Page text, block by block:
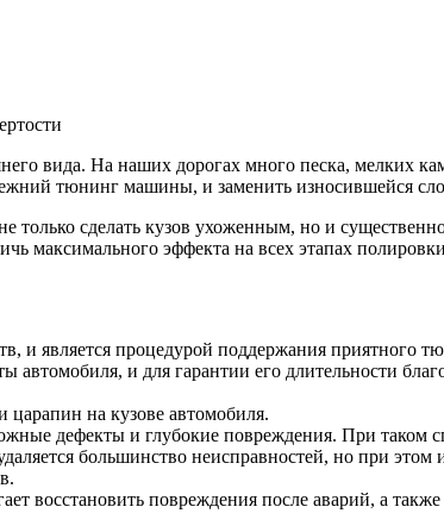
вида. На наших дорогах много песка, мелких
тюнинг машины, и заменить износившейся
только сделать кузов ухоженным, но и
максимального эффекта на всех этапах
и является процедурой поддержания приятного
и для гарантии его длительности
царапин на кузове автомобиля.
дефекты и глубокие повреждения. При таком
большинство неисправностей, но при
повреждения после аварий, а